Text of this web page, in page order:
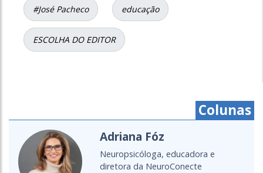
#José Pacheco educação
ESCOLHA DO EDITOR
Colunas
Fóz
educadora e
NeuroConecte
É do povo